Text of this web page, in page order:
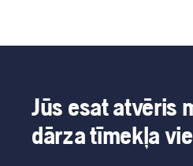
Jūs esat atvēris
dārza tīmekļa